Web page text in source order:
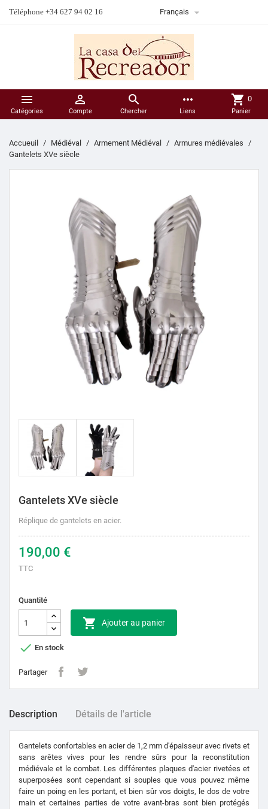
Téléphone +34 627 94 02 16 Français 

Catégories

Compte

Chercher
more_horiz
Liens
shopping_cart 0
Panier
Accueuil Médiéval Armement Médiéval
Armures médiévales
Gantelets XVe siècle
Gantelets XVe siècle
Réplique de gantelets en acier.
190,00 €
TTC
Quantité
 Ajouter au panier
 En stock
Partager
Description Détails de l'article
Gantelets confortables en acier de 1,2 mm d'épaisseur avec rivets et
sans arêtes vives pour les rendre sûrs pour la reconstitution
médiévale et le combat. Les différentes plaques d'acier rivetées et
superposées sont cependant si souples que vous pouvez même
faire un poing en les portant, et bien sûr vos doigts, le dos de votre
main et certaines parties de votre avant-bras sont bien protégés